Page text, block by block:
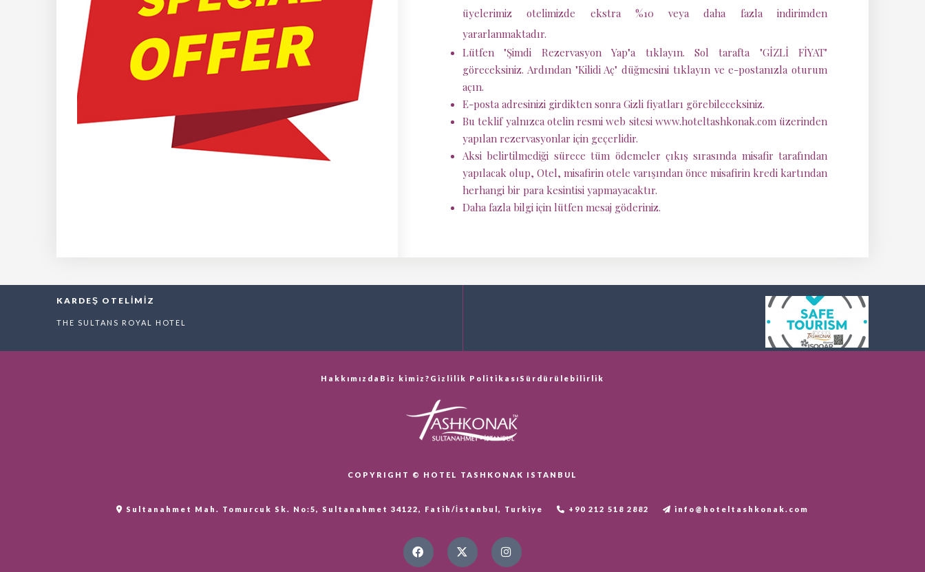
üyelerimiz otelimizde ekstra %10 veya daha fazla indirimden
yararlanmaktadır.
Lütfen "Şimdi Rezervasyon Yap"a tıklayın. Sol tarafta "GİZLİ FİYAT"
göreceksiniz. Ardından "Kilidi Aç" düğmesini tıklayın ve e-postanızla oturum
açın.
E-posta adresinizi girdikten sonra Gizli fiyatları görebileceksiniz.
Bu teklif yalnızca otelin resmi web sitesi www.hoteltashkonak.com üzerinden
yapılan rezervasyonlar için geçerlidir.
Aksi belirtilmediği sürece tüm ödemeler çıkış sırasında misafir tarafından
yapılacak olup, Otel, misafirin otele varışından önce misafirin kredi kartından
herhangi bir para kesintisi yapmayacaktır.
Daha fazla bilgi için lütfen mesaj göderiniz.
KARDEŞ OTELİMİZ
THE SULTANS ROYAL HOTEL
Hakkımızda Biz kimiz? Gizlilik Politikası Sürdürülebilirlik
COPYRIGHT © HOTEL TASHKONAK ISTANBUL
Sultanahmet Mah. Tomurcuk Sk. No:5, Sultanahmet 34122, Fatih/İstanbul, Turkiye +90 212 518 2882 info@hoteltashkonak.com